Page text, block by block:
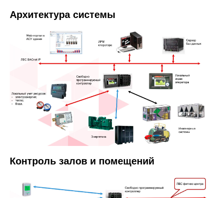
Архитектура системы
Контроль залов и помещений